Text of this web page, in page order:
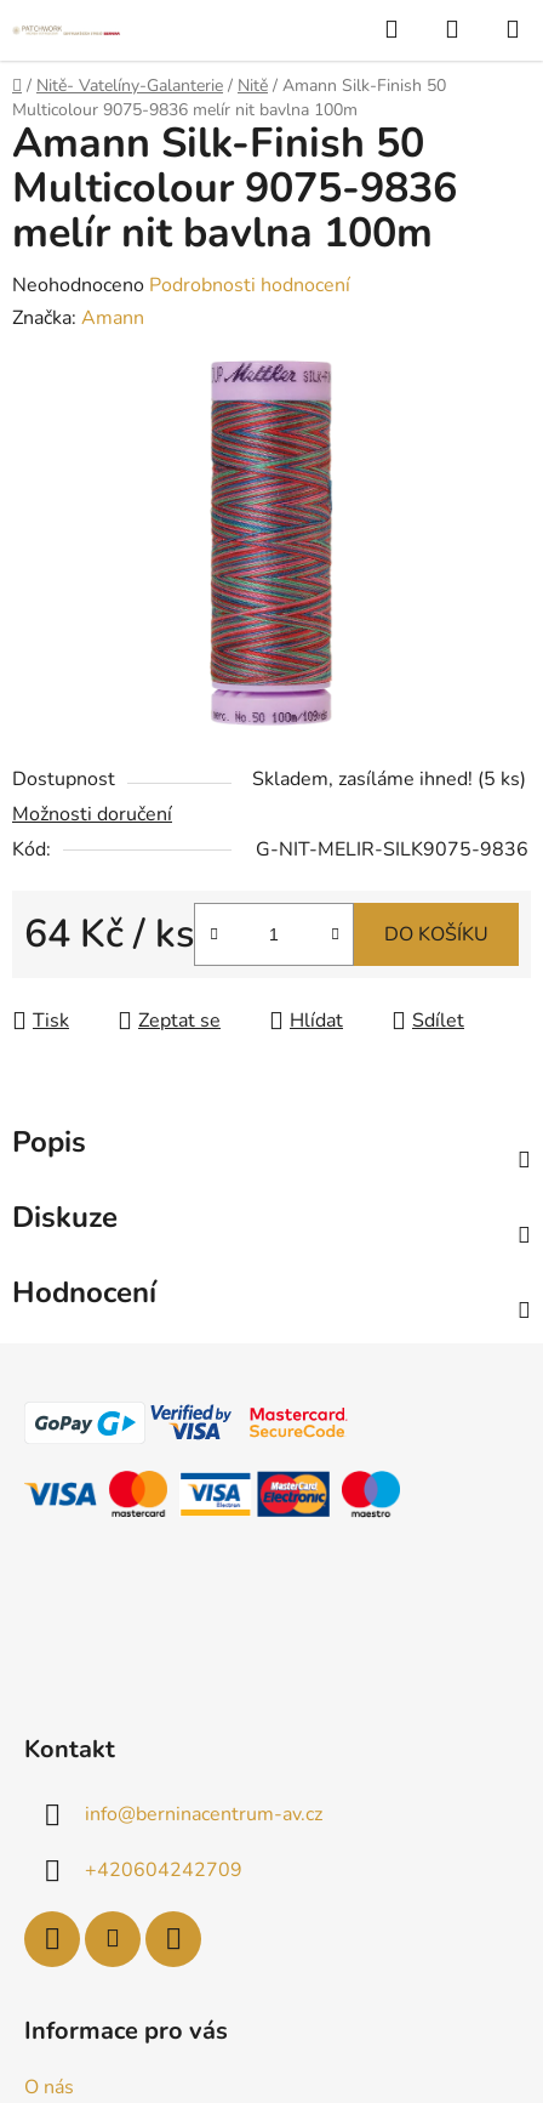
na
obsah
Hledat
KOŠÍK
Domů
/ Nitě- Vatelíny-Galanterie / Nitě / Amann Silk-Finish 50
Multicolour 9075-9836 melír nit bavlna 100m
Dostupnost Skladem, zasíláme ihned! (5 ks)
Možnosti doručení
Kód:
G-NIT-MELIR-SILK9075-9836
64 Kč/ ks DO KOŠÍKU
Tisk Zeptat se Hlídat Sdílet
Amann Silk-Finish 50
Multicolour 9075-9836
melír nit bavlna 100m
Průměrné
hodnocení
Neohodnoceno Podrobnosti hodnocení
Značka: Amann
Popis
Diskuze
Hodnocení
Kontakt
info@berninacentrum-av.cz
+420604242709
Informace pro vás
O nás